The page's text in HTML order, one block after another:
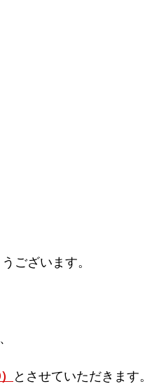
ございます。
とさせていただきます。